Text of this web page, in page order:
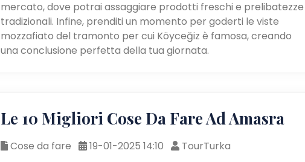
mercato, dove potrai assaggiare prodotti freschi e prelibatezze
tradizionali. Infine, prenditi un momento per goderti le viste
mozzafiato del tramonto per cui Köyceğiz è famosa, creando
una conclusione perfetta della tua giornata.
Le 10 Migliori Cose Da Fare Ad Amasra
Cose da fare 19-01-2025 14:10
TourTurka